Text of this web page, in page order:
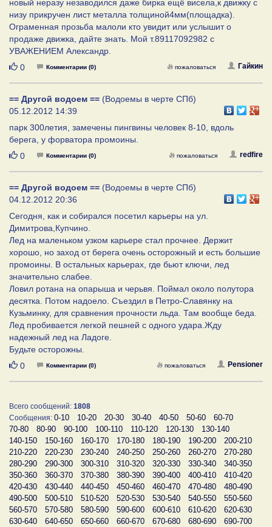
новый неразу незаводился даже бирка ещё висела,к движку с
низу прикручен лист металла толщиной4мм(площадка).
Ограменная прозьба малоли кто увидит или услышит о
продаже движка, дайте знать. Мой т.89117092982 с
УВАЖЕНИЕМ Александр.
Нравится
0 Комментарии (0) Гайкин
пожаловаться
== Другой водоем == (Водоемы в черте СПб)
05.12.2012 14:39
парк 300летия, замечены пингвины человек 8-10, вдоль
берега, у форватора промоины.
Нравится
0 Комментарии (0) redfire
пожаловаться
== Другой водоем == (Водоемы в черте СПб)
04.12.2012 20:36
Сегодня, как и собирался посетил карьеры на ул.
Димитрова,Купчино.
Лед на маленьком узком карьере стал прочнее. Держит
хорошо, но заход от берега очень осторожный и есть большие
промоины. В остальных карьерах, где бьют ключи, лед
значительно слабее.
Ловил ротана на опарыша и черьвя. Поймал около полутора
десятка. Потом надоело. Съездил в Петро-Славянку на
Кузьминку, для сравнения прочности льда. Там вообще беда.
Лед пробивается легкой пешней с одного удара.Жду
надежный лед на Ладоге.
Будьте осторожны.
Нравится
0 Комментарии (0) Pensioner
пожаловаться
Всего сообщений: 1808
Сообщения: 0-10 10-20 20-30 30-40 40-50 50-60
60-70
70-80
80-90 90-100 100-110 110-120 120-130
130-140
140-150
150-160 160-170 170-180 180-190 190-200
200-210
210-220
220-230 230-240 240-250 250-260 260-270
270-280
280-290
290-300 300-310 310-320 320-330 330-340
340-350
350-360
360-370 370-380 380-390 390-400 400-410
410-420
420-430
430-440 440-450 450-460 460-470 470-480
480-490
490-500
500-510 510-520 520-530 530-540 540-550
550-560
560-570
570-580 580-590 590-600 600-610 610-620
620-630
630-640
640-650 650-660 660-670 670-680 680-690
690-700